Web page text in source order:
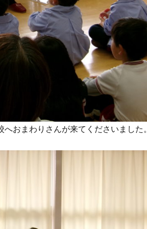
おまわりさんが来てくださいました。